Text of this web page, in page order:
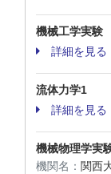
機械工学実験
詳細を見る
流体力学1
詳細を見る
機械物理学実
機関名： 関西